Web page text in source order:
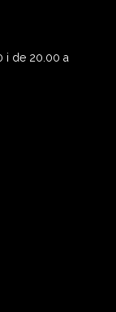
i de 20.00 a